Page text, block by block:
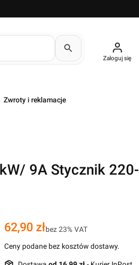
Zaloguj się
Zwroty i reklamacje
9A Stycznik 220-
Cena
62,90 złbez 23% VAT
Ceny podane bez kosztów dostawy.